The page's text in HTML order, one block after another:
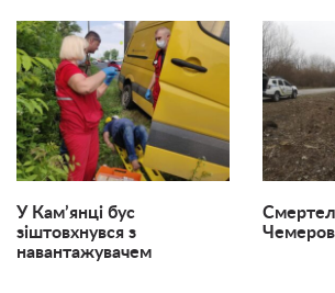
У Кам’янці бус
зіштовхнувся з
навантажувачем